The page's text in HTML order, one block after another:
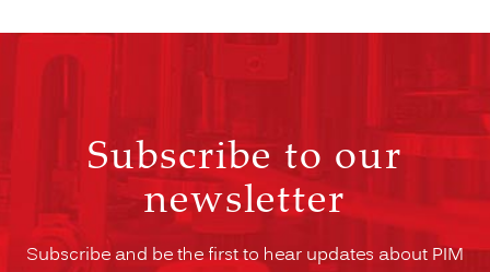
Subscribe to our
newsletter
Subscribe and be the first to hear updates about PIM